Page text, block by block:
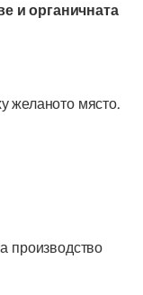
и органичната
желаното място.
производство